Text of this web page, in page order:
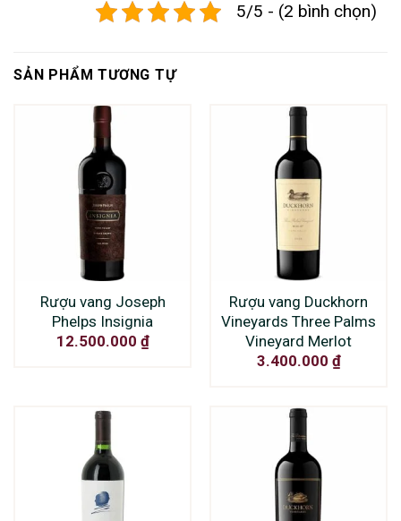
5/5 - (2 bình chọn)
SẢN PHẨM TƯƠNG TỰ
Rượu vang Joseph
Phelps Insignia
12.500.000 ₫
Rượu vang Duckhorn
Vineyards Three Palms
Vineyard Merlot
3.400.000 ₫